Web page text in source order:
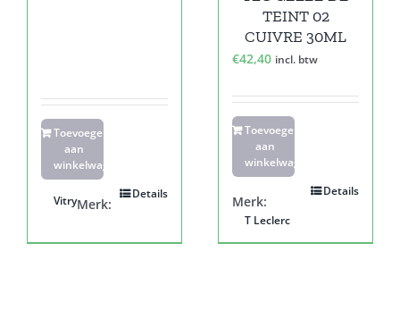
Toevoegen
aan
winkelwagen
Details
Merk:
Vitry
TEINT 02
CUIVRE 30ML
€42,40 incl. btw
Toevoegen
aan
winkelwagen
Details
Merk:
T Leclerc